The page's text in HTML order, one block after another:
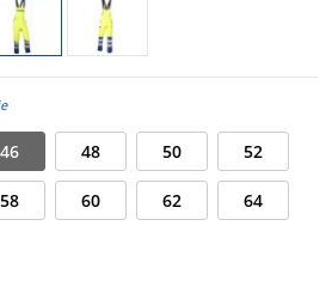
46 48 50 52
58 60 62 64